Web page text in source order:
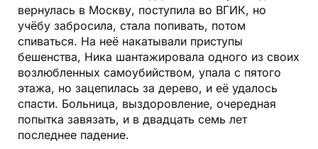
вернулась в Москву, поступила во ВГИК, но
учёбу забросила, стала попивать, потом
спиваться. На неё накатывали приступы
бешенства, Ника шантажировала одного из своих
возлюбленных самоубийством, упала с пятого
этажа, но зацепилась за дерево, и её удалось
спасти. Больница, выздоровление, очередная
попытка завязать, и в двадцать семь лет
последнее падение.